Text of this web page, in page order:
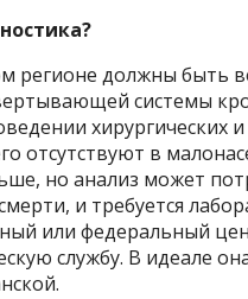
регионе должны быть
системы
хирургических
отсутствуют в
но анализ может
и требуется
или федеральный
службу. В идеале